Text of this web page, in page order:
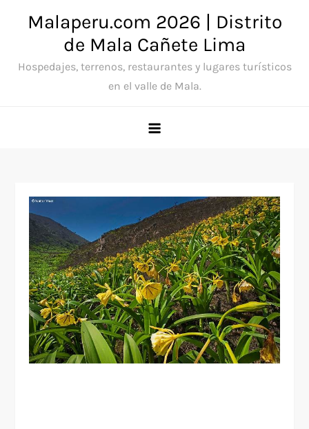
Malaperu.com 2026 | Distrito
de Mala Cañete Lima
Hospedajes, terrenos, restaurantes y lugares turísticos
en el valle de Mala.